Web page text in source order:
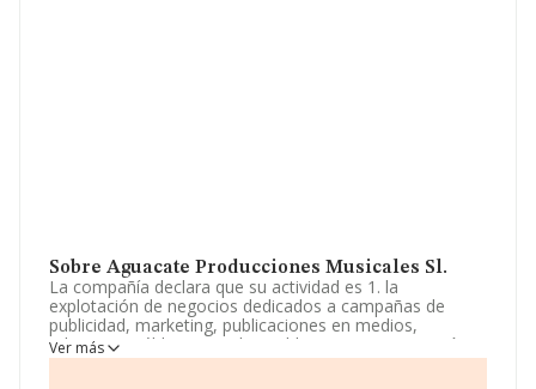
Sobre Aguacate Producciones Musicales Sl.
La compañía declara que su actividad es 1. la
explotación de negocios dedicados a campañas de
publicidad, marketing, publicaciones en medios,
relaciones públicas, regalos publicitarios, organización
de eventos, y la comercialización de artículos
Ver más